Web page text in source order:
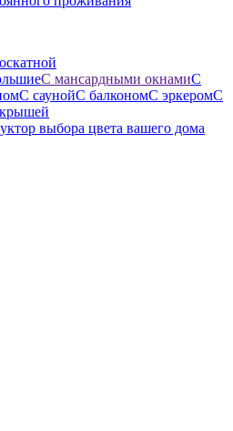
С мансардными окнамиС
С саунойС балкономС эркеромС
крышей
выбора цвета вашего дома